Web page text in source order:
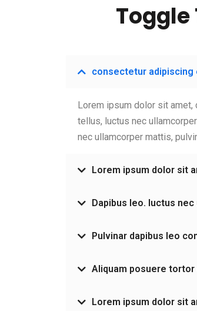
Toggle
consectetur adipiscing
Lorem ipsum dolor sit
tellus, luctus nec
nec ullamcorper mattis,
Lorem ipsum dolor sit
Dapibus leo. luctus
Pulvinar dapibus leo
Aliquam posuere
Lorem ipsum dolor sit